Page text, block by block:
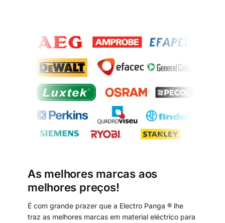
As melhores marcas aos
melhores preços!
É com grande prazer que a Electro Panga ® lhe
traz as melhores marcas em material eléctrico para